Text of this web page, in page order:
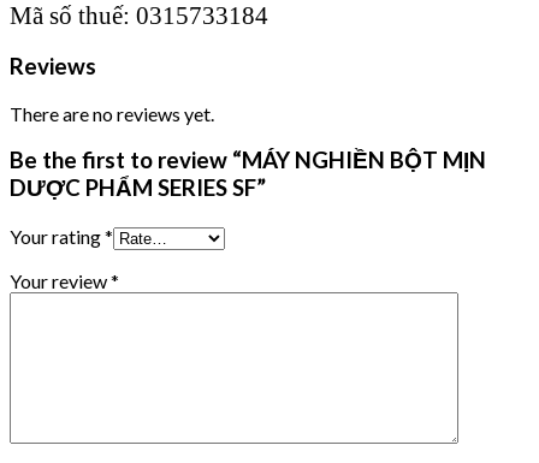
Mã số thuế: 0315733184
Reviews
There are no reviews yet.
Be the first to review “MÁY NGHIỀN BỘT MỊN
DƯỢC PHẨM SERIES SF”
Your rating*
Your review*